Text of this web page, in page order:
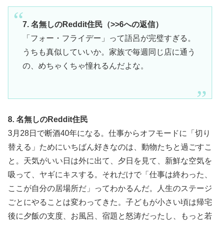
7. 名無しのReddit住民（>>6への返信）
「フォー・フライデー」って語呂が完璧すぎる。
うちも真似していいか。家族で毎週同じ店に通う
の、めちゃくちゃ憧れるんだよな。
8. 名無しのReddit住民
3月28日で断酒40年になる。仕事からオフモードに「切り
替える」ためにいちばん好きなのは、動物たちと過ごすこ
と。天気がいい日は外に出て、夕日を見て、新鮮な空気を
吸って、ヤギにキスする。それだけで「仕事は終わった、
ここが自分の居場所だ」ってわかるんだ。人生のステージ
ごとにやることは変わってきた。子どもが小さい頃は帰宅
後に夕飯の支度、お風呂、宿題と怒涛だったし、もっと若